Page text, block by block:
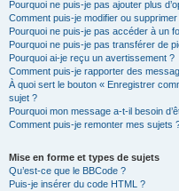
Pourquoi ne puis-je pas ajouter plus
Comment puis-je modifier ou
Pourquoi ne puis-je pas accéder à un
Pourquoi ne puis-je pas transférer de
Pourquoi ai-je reçu un avertissement ?
Comment puis-je rapporter des
À quoi sert le bouton « Enregistrer
sujet ?
Pourquoi mon message a-t-il besoin
Comment puis-je remonter mes sujets
Mise en forme et types de sujets
Qu’est-ce que le BBCode ?
Puis-je insérer du code HTML ?